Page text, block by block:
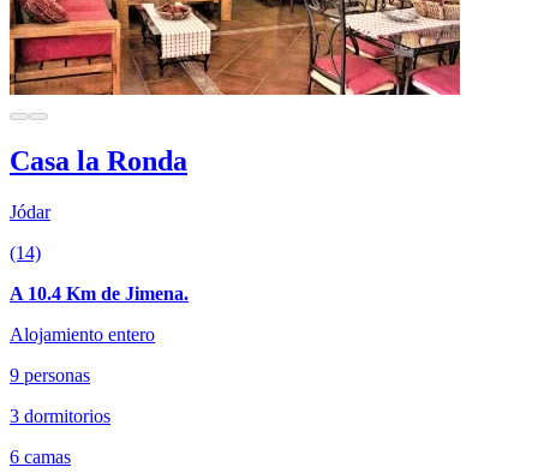
Casa la Ronda
Jódar
(14)
A 10.4 Km de Jimena.
Alojamiento entero
9 personas
3 dormitorios
6 camas